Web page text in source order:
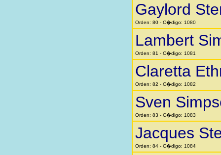
Gaylord
Orden: 80 - C�digo: 1080
Lambert
Orden: 81 - C�digo: 1081
Claretta
Orden: 82 - C�digo: 1082
Sven
Orden: 83 - C�digo: 1083
Jacques
Orden: 84 - C�digo: 1084